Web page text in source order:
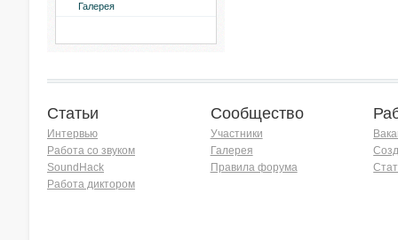
Галерея
Статьи
Интервью
Работа со звуком
SoundHack
Работа диктором
Сообщество
Участники
Галерея
Правила форума